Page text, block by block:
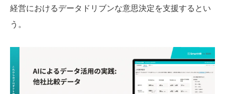
経営におけるデータドリブンな意思決定を支援するとい
う。